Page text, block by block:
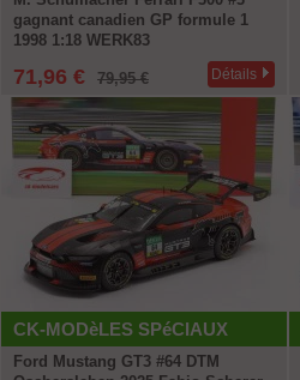
gagnant canadien GP formule 1
1998 1:18 WERK83
71,96 € 79,95 € Détails
CK-MODèLES SPéCIAUX
Ford Mustang GT3 #64 DTM